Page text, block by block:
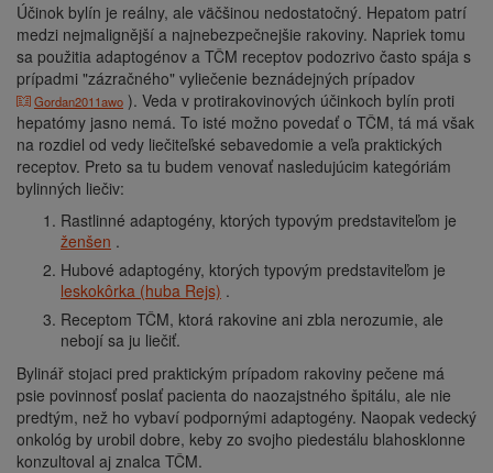
Účinok bylín je reálny, ale väčšinou nedostatočný. Hepatom patrí
medzi nejmalignější a najnebezpečnejšie rakoviny. Napriek tomu
sa použitia adaptogénov a TČM receptov podozrivo často spája s
prípadmi "zázračného" vyliečenie beznádejných prípadov
Gordan2011awo ). Veda v protirakovinových účinkoch bylín proti
hepatómy jasno nemá. To isté možno povedať o TČM, tá má však
na rozdiel od vedy liečiteľské sebavedomie a veľa praktických
receptov. Preto sa tu budem venovať nasledujúcim kategóriám
bylinných liečiv:
Rastlinné adaptogény, ktorých typovým predstaviteľom je
ženšen .
Hubové adaptogény, ktorých typovým predstaviteľom je
leskokôrka (huba Rejs) .
Receptom TČM, ktorá rakovine ani zbla nerozumie, ale
nebojí sa ju liečiť.
Bylinář stojaci pred praktickým prípadom rakoviny pečene má
psie povinnosť poslať pacienta do naozajstného špitálu, ale nie
predtým, než ho vybaví podpornými adaptogény. Naopak vedecký
onkológ by urobil dobre, keby zo svojho piedestálu blahosklonne
konzultoval aj znalca TČM.